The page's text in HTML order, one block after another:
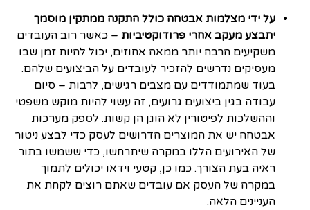
על ידי מצלמות אבטחה כולל התקנה ממתקין מוסמך
יתבצע מעקב אחרי פרודוקטיביות – כאשר רוב העובדים
משקיעים הרבה יותר ממאה אחוזים, יכול להיות זמן שבו
מעסיקים נדרשים להזכיר לעובדים על הביצועים שלהם.
בעוד שמתמודדים עם מצבים רגישים, לרבות – סיום
עבודה בגין ביצועים גרועים, זה עשוי להיות מוקש משפטי
וההשלכות לפיטורין לא הוגן הן קשות. לספק מערכות
אבטחה יש את המוצרים הדרושים לעסק כדי לבצע ניטור
של האירועים הללו במקרה שיתרחשו, כדי ששמשו בתור
ראיה בעת הצורך. כמו כן, קטעי וידאו יכולים לתמוך
במקרה של העסק אם עובדים שאתם רוצים לקחת את
העניינים הלאה.